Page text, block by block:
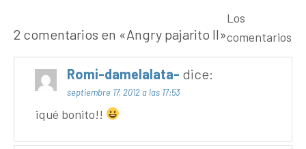
2 comentarios en «Angry pajarito II»
Romi-damelalata- dice:
septiembre 17, 2012 a las 17:53
¡qué bonito!!
Los
comentarios